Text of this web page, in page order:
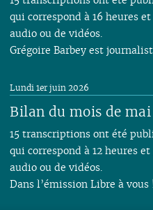
qui correspond à 16 heures
audio ou de vidéos.
Grégoire Barbey est
Bilan du mois de
Lundi 1er juin 2026
15 transcriptions ont été
qui correspond à 12 heures
audio ou de vidéos.
Dans l’émission Libre à vous